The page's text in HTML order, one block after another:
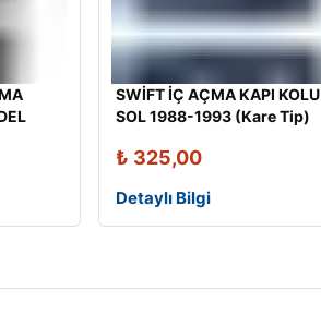
SWİFT İÇ AÇMA KAPI KOLU
SOL 1988-1993 (Kare Tip)
₺ 325,00
Detaylı Bilgi